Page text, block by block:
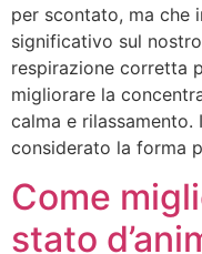
per scontato, ma che
significativo sul
respirazione corretta
migliorare la
calma e
considerato la forma
Come
stato